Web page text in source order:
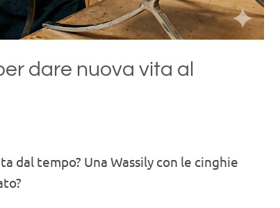
dare nuova vita al
dal tempo? Una Wassily con le cinghie